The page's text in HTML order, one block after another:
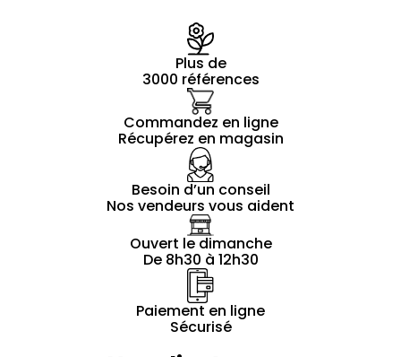
Plus de
3000 références
Commandez en ligne
Récupérez en magasin
Besoin d’un conseil
Nos vendeurs vous aident
Ouvert le dimanche
De 8h30 à 12h30
Paiement en ligne
Sécurisé